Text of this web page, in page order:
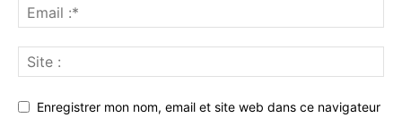
Enregistrer mon nom, email et site web dans ce navigateur